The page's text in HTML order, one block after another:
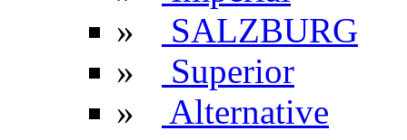
»
SALZBURG
»
Superior
»
Alternative